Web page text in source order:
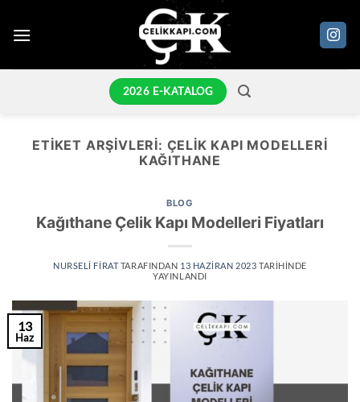
atla
2026 E-KATALOG
ETIKET ARŞIVLERI: ÇELIK KAPI MODELLERI
KAĞITHANE
BLOG
Kağıthane Çelik Kapı Modelleri Fiyatları
NURSELI FIRATTARAFINDAN 13 HAZIRAN 2023 TARIHINDE
YAYINLANDI
13
Haz